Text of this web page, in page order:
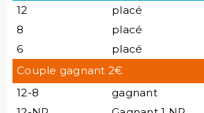
12
placé
8
placé
6
placé
Couple gagnant 2€
12-8
gagnant